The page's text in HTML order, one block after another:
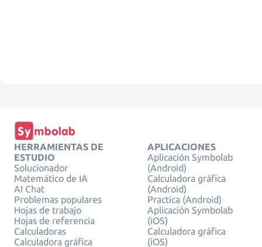
HERRAMIENTAS DE
ESTUDIO
Solucionador
Matemático de IA
AI Chat
Problemas populares
Hojas de trabajo
Hojas de referencia
Calculadoras
Calculadora gráfica
APLICACIONES
Aplicación Symbolab
(Android)
Calculadora gráfica
(Android)
Practica (Android)
Aplicación Symbolab
(iOS)
Calculadora gráfica
(iOS)